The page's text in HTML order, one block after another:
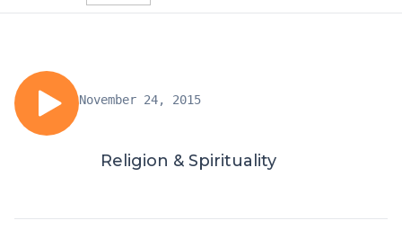
November 24, 2015
Religion & Spirituality